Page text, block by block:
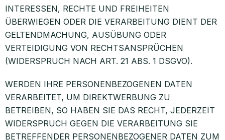
INTERESSEN, RECHTE UND FREIHEITEN
ÜBERWIEGEN ODER DIE VERARBEITUNG DIENT DER
GELTENDMACHUNG, AUSÜBUNG ODER
VERTEIDIGUNG VON RECHTSANSPRÜCHEN
(WIDERSPRUCH NACH ART. 21 ABS. 1 DSGVO).
WERDEN IHRE PERSONENBEZOGENEN DATEN
VERARBEITET, UM DIREKTWERBUNG ZU
BETREIBEN, SO HABEN SIE DAS RECHT, JEDERZEIT
WIDERSPRUCH GEGEN DIE VERARBEITUNG SIE
BETREFFENDER PERSONENBEZOGENER DATEN ZUM